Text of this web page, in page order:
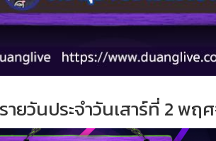
ายวันประจำวันเสาร์ที่ 2 พฤ